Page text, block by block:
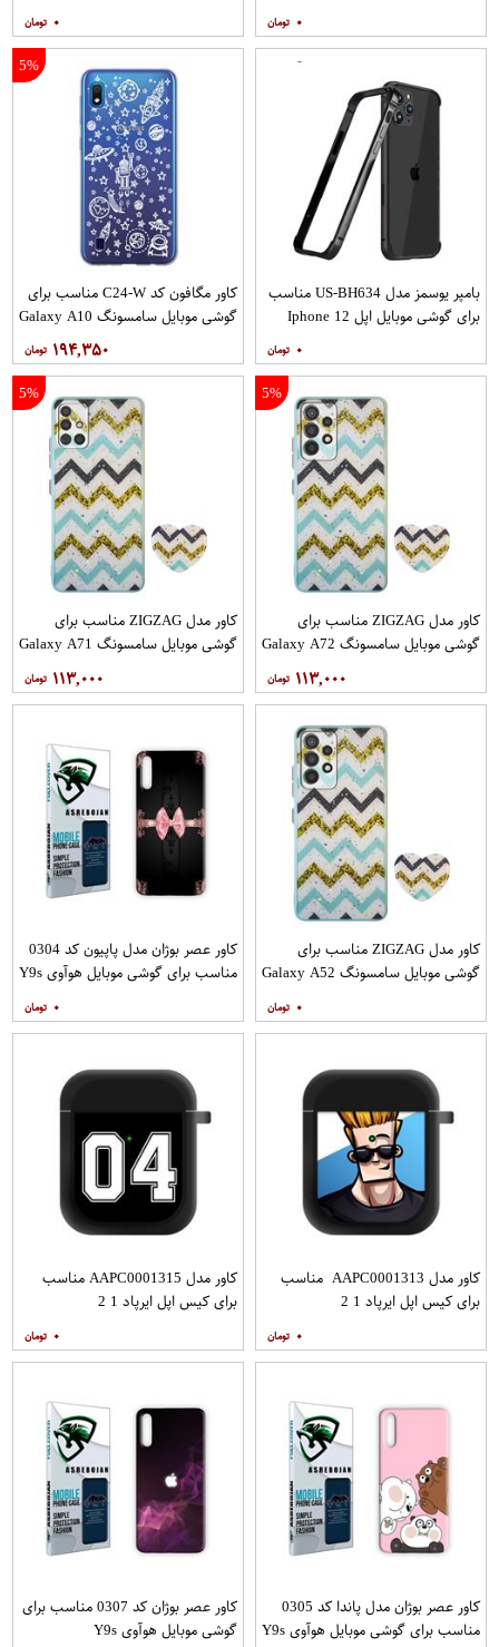
۰ ۰
بامپر یوسمز مدل US-BH634 مناسب
برای گوشی موبایل اپل Iphone 12
۰
5%
کاور مگافون کد C24-W مناسب برای
گوشی موبایل سامسونگ Galaxy A10
۱۹۴,۳۵۰
5%
کاور مدل ZIGZAG مناسب برای
گوشی موبایل سامسونگ Galaxy A72
۱۱۳,۰۰۰
5%
کاور مدل ZIGZAG مناسب برای
گوشی موبایل سامسونگ Galaxy A71
۱۱۳,۰۰۰
کاور مدل ZIGZAG مناسب برای
گوشی موبایل سامسونگ Galaxy A52
۰
کاور عصر بوژان مدل پاپیون کد 0304
مناسب برای گوشی موبایل هوآوی Y9s
۰
کاور مدل AAPC0001313 مناسب
برای کیس اپل ایرپاد 1 2
۰
کاور مدل AAPC0001315 مناسب
برای کیس اپل ایرپاد 1 2
۰
کاور عصر بوژان مدل پاندا کد 0305
مناسب برای گوشی موبایل هوآوی Y9s
کاور عصر بوژان کد 0307 مناسب برای
گوشی موبایل هوآوی Y9s